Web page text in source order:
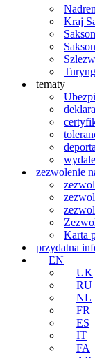
Kraj
tematy
zezwolenie
Karta
przydatna
EN
UK
RU
NL
FR
ES
IT
FA